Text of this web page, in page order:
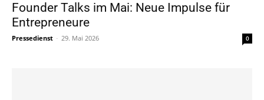
Founder Talks im Mai: Neue Impulse für
Entrepreneure
Pressedienst - 29. Mai 2026 0